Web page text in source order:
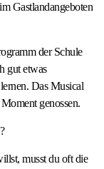
Gastlandangeboten
der Schule
gut etwas
Das Musical
genossen.
musst du oft die